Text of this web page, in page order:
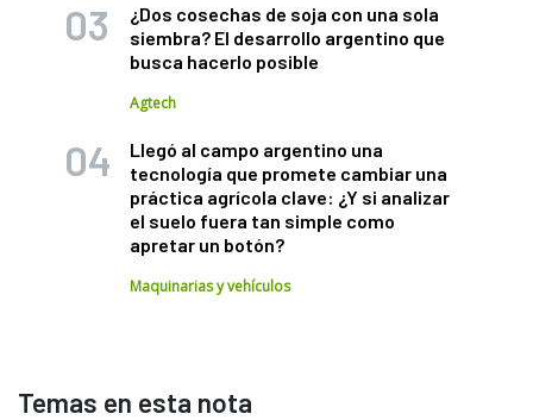
¿Dos cosechas de soja con una sola
siembra? El desarrollo argentino que
busca hacerlo posible
Agtech
Llegó al campo argentino una
tecnología que promete cambiar una
práctica agrícola clave: ¿Y si analizar
el suelo fuera tan simple como
apretar un botón?
Maquinarias y vehículos
Temas en esta nota